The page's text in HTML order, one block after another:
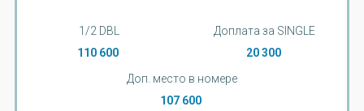
1/2 DBL
110 600
Доплата за SINGLE
20 300
Доп. место в номере
107 600